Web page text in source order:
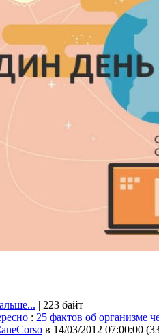
| 223 байт
: 25 фактов об организме
в 14/03/2012 07:00:00 (